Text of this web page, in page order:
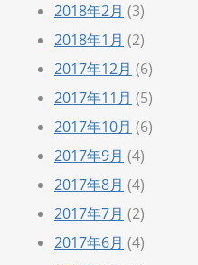
2018年2月 (3)
2018年1月 (2)
2017年12月 (6)
2017年11月 (5)
2017年10月 (6)
2017年9月 (4)
2017年8月 (4)
2017年7月 (2)
2017年6月 (4)